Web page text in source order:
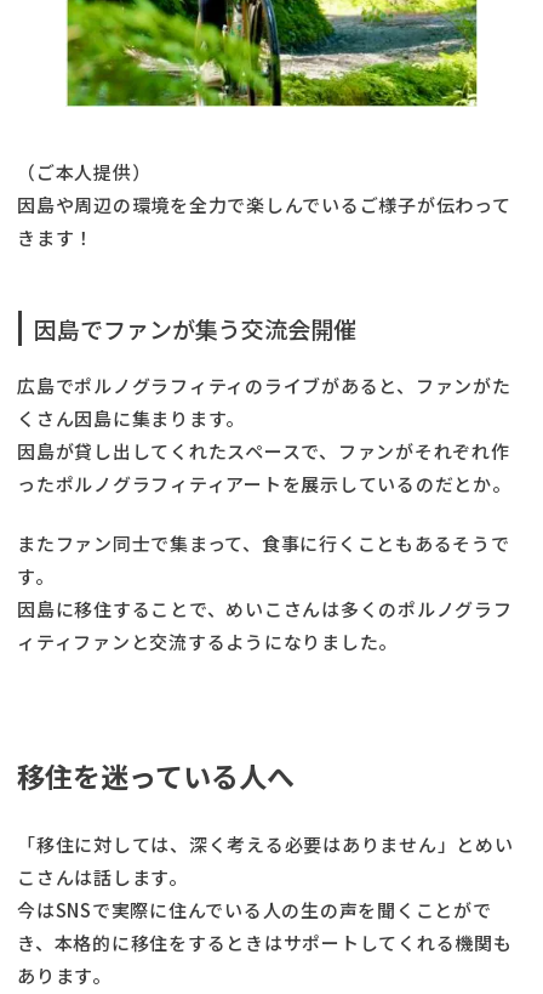
（ご本人提供）
因島や周辺の環境を全力で楽しんでいるご様子が伝わって
きます！
因島でファンが集う交流会開催
広島でポルノグラフィティのライブがあると、ファンがた
くさん因島に集まります。
因島が貸し出してくれたスペースで、ファンがそれぞれ作
ったポルノグラフィティアートを展示しているのだとか。
またファン同士で集まって、食事に行くこともあるそうで
す。
因島に移住することで、めいこさんは多くのポルノグラフ
ィティファンと交流するようになりました。
移住を迷っている人へ
「移住に対しては、深く考える必要はありません」とめい
こさんは話します。
今はSNSで実際に住んでいる人の生の声を聞くことがで
き、本格的に移住をするときはサポートしてくれる機関も
あります。